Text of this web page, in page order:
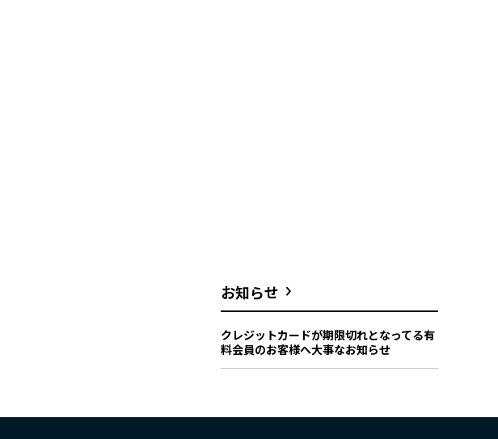
お知らせ
クレジットカードが期限切れとなってる有
料会員のお客様へ大事なお知らせ